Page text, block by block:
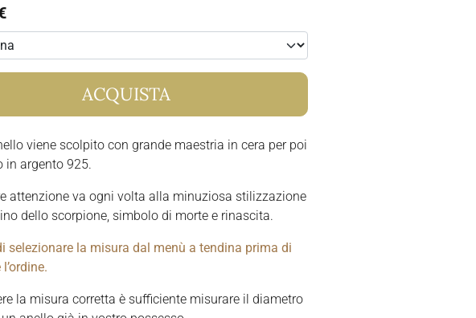
ACQUISTA
viene scolpito con grande maestria in cera per poi
in argento 925.
attenzione va ogni volta alla minuziosa stilizzazione
dello scorpione, simbolo di morte e rinascita.
selezionare la misura dal menù a tendina prima di
la misura corretta è sufficiente misurare il diametro